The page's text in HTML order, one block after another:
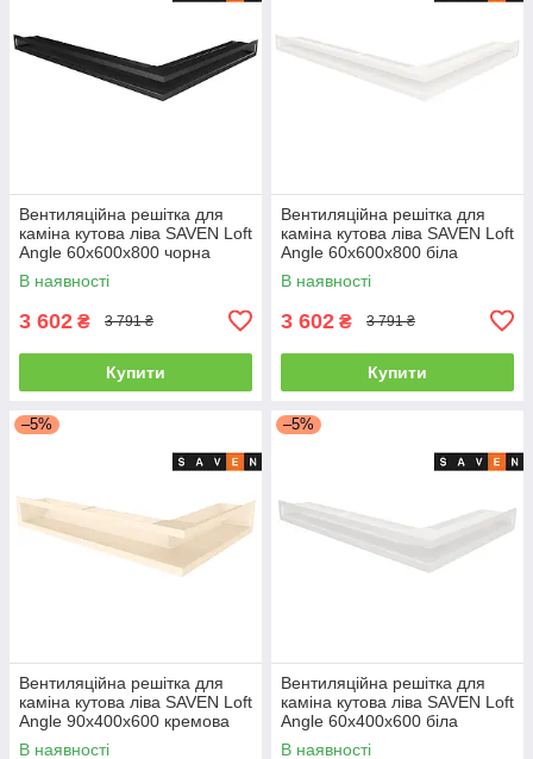
Вентиляційна решітка для
каміна кутова ліва SAVEN Loft
Angle 60х600х800 чорна
В наявності
3 602 ₴ 3 791 ₴
Купити
Вентиляційна решітка для
каміна кутова ліва SAVEN Loft
Angle 60х600х800 біла
В наявності
3 602 ₴ 3 791 ₴
Купити
–5%
Вентиляційна решітка для
каміна кутова ліва SAVEN Loft
Angle 90х400х600 кремова
В наявності
–5%
Вентиляційна решітка для
каміна кутова ліва SAVEN Loft
Angle 60х400х600 біла
В наявності